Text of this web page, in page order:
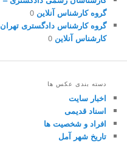
گروه کارشناس آنلاین
گروه کارشناس دادگستری تهران
کارشناس آنلاین
دسته بندی عکس ها
اخبار سایت
اسناد قدیمی
افراد و شخصیت ها
تاریخ شهر آمل